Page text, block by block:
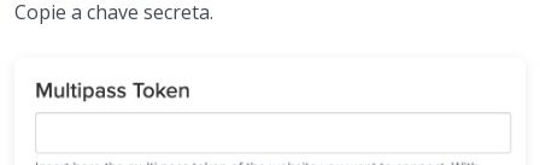
Copie a chave secreta.